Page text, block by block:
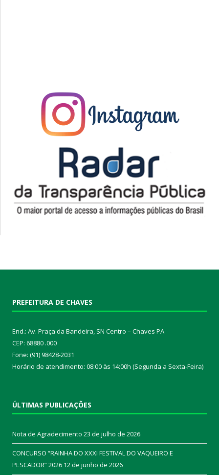
PREFEITURA DE CHAVES
End.: Av. Praça da Bandeira, SN Centro – Chaves PA
CEP: 68880 .000
Fone: (91) 98428-2031
Horário de atendimento: 08:00 às 14:00h (Segunda a Sexta-Feira)
ÚLTIMAS PUBLICAÇÕES
Nota de Agradecimento 23 de julho de 2026
CONCURSO “RAINHA DO XXXI FESTIVAL DO VAQUEIRO E
PESCADOR” 2026 12 de junho de 2026